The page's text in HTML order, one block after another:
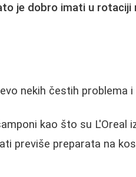
je dobro imati u rotaciji
nekih čestih problema i
kao što su L'Oreal
previše preparata na